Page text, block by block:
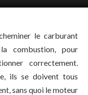
le carburant
combustion, pour
correctement.
ils se doivent tous
sans quoi le moteur